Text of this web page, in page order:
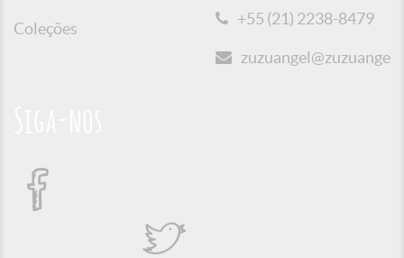
Coleções
+55 (21) 2238-8479